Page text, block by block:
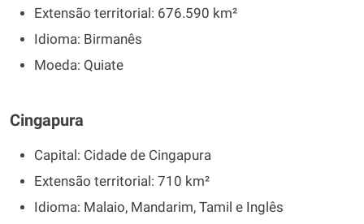
Extensão territorial: 676.590 km²
Idioma: Birmanês
Moeda: Quiate
Cingapura
Capital: Cidade de Cingapura
Extensão territorial: 710 km²
Idioma: Malaio, Mandarim, Tamil e Inglês